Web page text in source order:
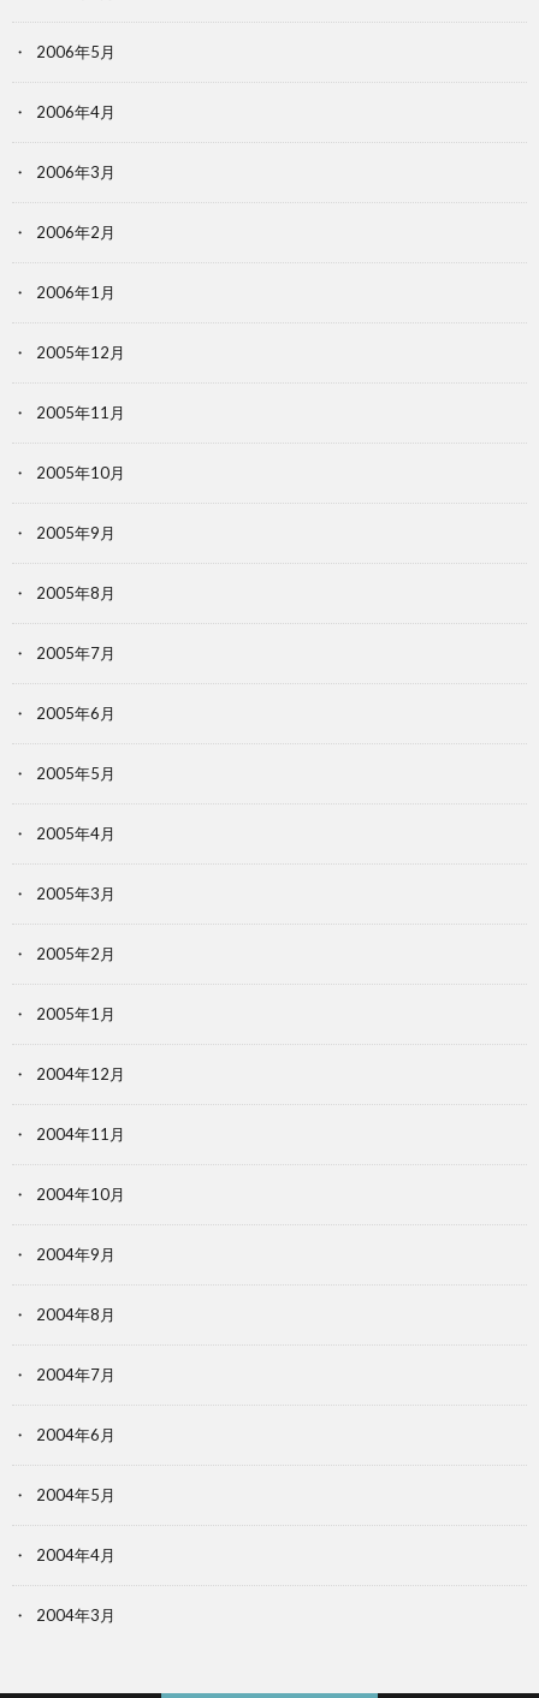
2006年5月
2006年4月
2006年3月
2006年2月
2006年1月
2005年12月
2005年11月
2005年10月
2005年9月
2005年8月
2005年7月
2005年6月
2005年5月
2005年4月
2005年3月
2005年2月
2005年1月
2004年12月
2004年11月
2004年10月
2004年9月
2004年8月
2004年7月
2004年6月
2004年5月
2004年4月
2004年3月